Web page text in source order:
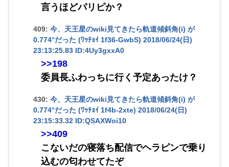
言うほどパリピか？
409: 今、天王星のwiki見てきたら軌道傾斜角(i) が
0.774°だった (ﾜｯﾁｮｲ 1f36-GwbS) 2018/06/24(日)
23:13:25.83 ID:4Uy3gxxA0
>>198
委員長ふわっちに行く予定あったけ？
430: 今、天王星のwiki見てきたら軌道傾斜角(i) が
0.774°だった (ﾜｯﾁｮｲ 1f4b-2xte) 2018/06/24(日)
23:15:33.32 ID:QSAXWoi10
>>409
こないだの寝落ち配信でヘラピンで乗り
込むの匂わせてたぞ